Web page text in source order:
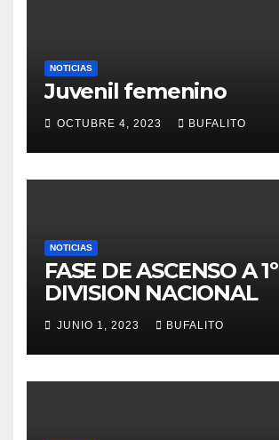
NOTICIAS
Juvenil femenino
OCTUBRE 4, 2023 BUFALITO
NOTICIAS
FASE DE ASCENSO A 1º
DIVISION NACIONAL
JUNIO 1, 2023 BUFALITO